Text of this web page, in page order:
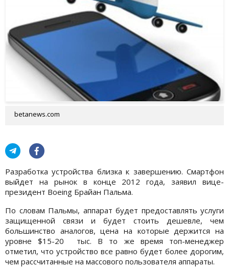
betanews.com
Разработка устройства близка к завершению. Смартфон
выйдет на рынок в конце 2012 года, заявил вице-
президент Boeing Брайан Пальма.
По словам Пальмы, аппарат будет предоставлять услуги
защищенной связи и будет стоить дешевле, чем
большинство аналогов, цена на которые держится на
уровне $15-20 тыс. В то же время топ-менеджер
отметил, что устройство все равно будет более дорогим,
чем рассчитанные на массового пользователя аппараты.